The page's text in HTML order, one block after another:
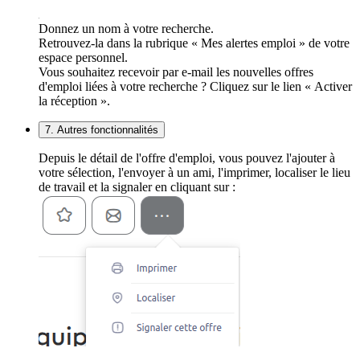
Donnez un nom à votre recherche.
Retrouvez-la dans la rubrique « Mes alertes emploi » de votre
espace personnel.
Vous souhaitez recevoir par e-mail les nouvelles offres
d'emploi liées à votre recherche ? Cliquez sur le lien « Activer
la réception ».
7. Autres fonctionnalités
Depuis le détail de l'offre d'emploi, vous pouvez l'ajouter à
votre sélection, l'envoyer à un ami, l'imprimer, localiser le lieu
de travail et la signaler en cliquant sur :